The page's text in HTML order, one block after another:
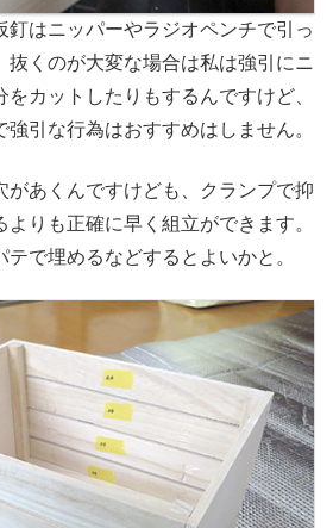
釘はニッパーやラジオペンチで引っ
抜くのが大変な場合は私は強引にニ
カットしたりもするんですけど、
強引な行為はおすすめはしません。
があくんですけども、クランプで抑
よりも正確に早く組立ができます。
で埋めるなどするとよいかと。